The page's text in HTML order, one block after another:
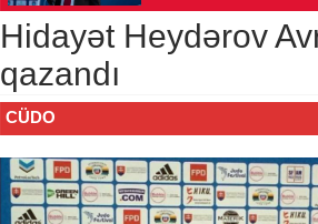
Hidayət Heydərov
qazandı
CÜDO